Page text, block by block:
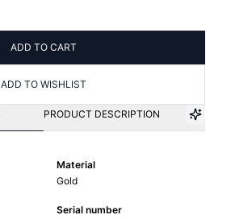
ADD TO CART
ADD TO WISHLIST
PRODUCT DESCRIPTION
Material
Gold
Serial number